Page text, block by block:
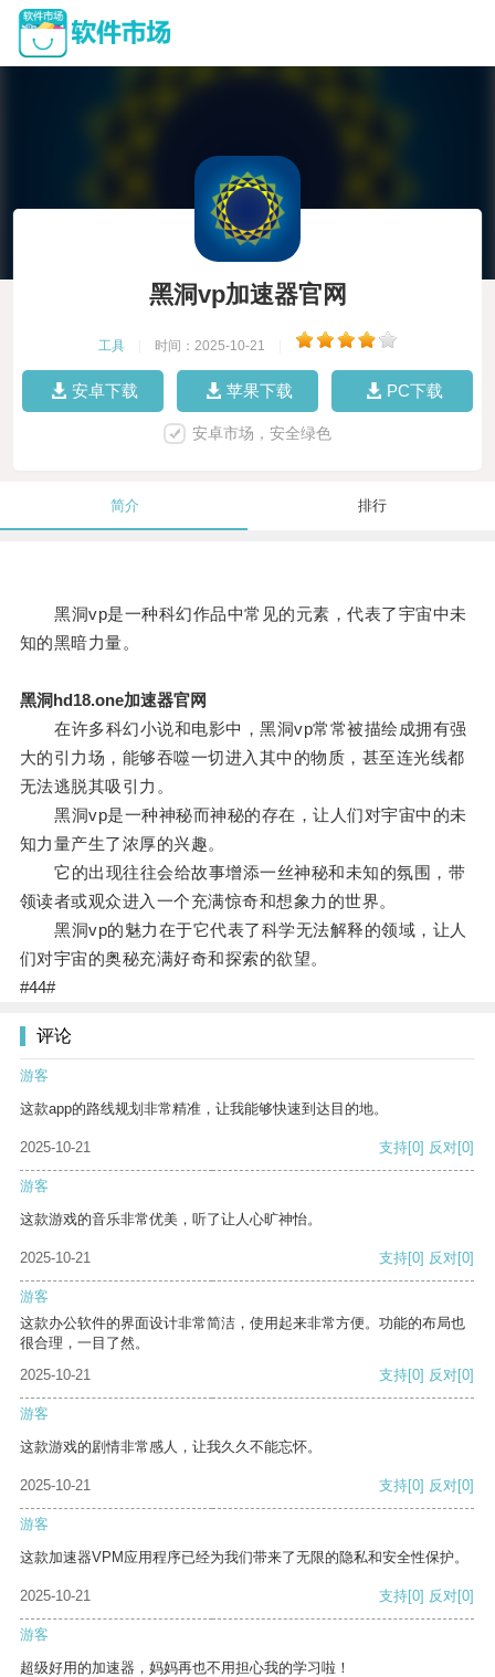
黑洞vp加速器官网
工具 时间：2025-10-21
安卓下载 苹果下载 PC下载
安卓市场，安全绿色
简介 排行
黑洞vp是一种科幻作品中常见的元素，代表了宇宙中未
知的黑暗力量。
黑洞hd18.one加速器官网
在许多科幻小说和电影中，黑洞vp常常被描绘成拥有强
大的引力场，能够吞噬一切进入其中的物质，甚至连光线都
无法逃脱其吸引力。
黑洞vp是一种神秘而神秘的存在，让人们对宇宙中的未
知力量产生了浓厚的兴趣。
它的出现往往会给故事增添一丝神秘和未知的氛围，带
领读者或观众进入一个充满惊奇和想象力的世界。
黑洞vp的魅力在于它代表了科学无法解释的领域，让人
们对宇宙的奥秘充满好奇和探索的欲望。
#44#
评论
游客
这款app的路线规划非常精准，让我能够快速到达目的地。
2025-10-21 支持[0] 反对[0]
游客
这款游戏的音乐非常优美，听了让人心旷神怡。
2025-10-21 支持[0] 反对[0]
游客
这款办公软件的界面设计非常简洁，使用起来非常方便。功能的布局也
很合理，一目了然。
2025-10-21
支持[0] 反对[0]
游客
这款游戏的剧情非常感人，让我久久不能忘怀。
2025-10-21 支持[0] 反对[0]
游客
这款加速器VPM应用程序已经为我们带来了无限的隐私和安全性保护。
2025-10-21 支持[0] 反对[0]
游客
超级好用的加速器，妈妈再也不用担心我的学习啦！